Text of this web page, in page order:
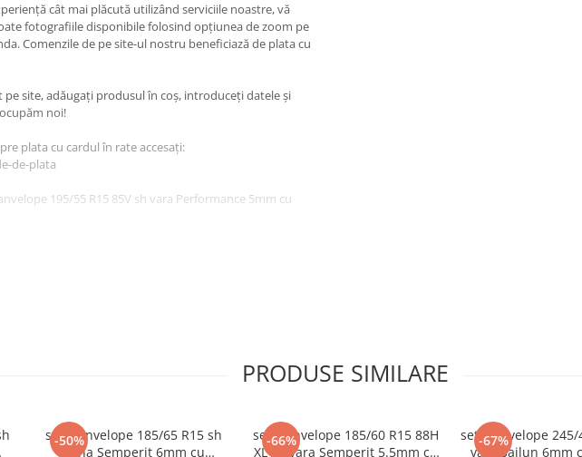
cât mai plăcută utilizând serviciile noastre, vă
fotografiile disponibile folosind opțiunea de zoom pe
Comenzile de pe site-ul nostru beneficiază de plata cu
pe site, adăugați produsul în coș, introduceți datele și
noi!
plata cu cardul în rate accesați:
de-plata
195/55 R15 85V sh vara Performance 5mm cu
PRODUSE SIMILARE
-50%
set 2 anvelope 185/65 R15 sh
iarna Semperit 6mm cu
-66%
set 2 anvelope 185/60 R15 88H
XL sh vara Semperit 5.5mm cu
-67%
set 2 anvelope 245/
vara Sailun 6mm